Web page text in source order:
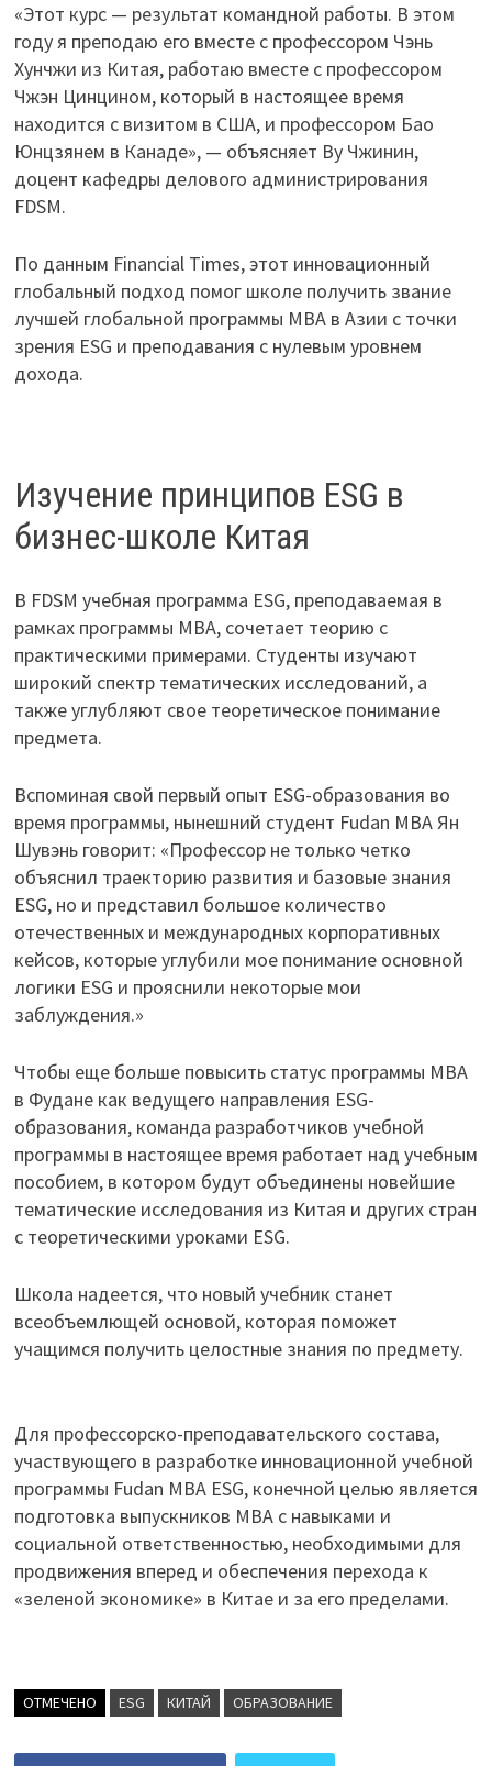
«Этот курс — результат командной работы. В этом
году я преподаю его вместе с профессором Чэнь
Хунчжи из Китая, работаю вместе с профессором
Чжэн Цинцином, который в настоящее время
находится с визитом в США, и профессором Бао
Юнцзянем в Канаде», — объясняет Ву Чжинин,
доцент кафедры делового администрирования
FDSM.
По данным Financial Times, этот инновационный
глобальный подход помог школе получить звание
лучшей глобальной программы MBA в Азии с точки
зрения ESG и преподавания с нулевым уровнем
дохода.
Изучение принципов ESG в
бизнес-школе Китая
В FDSM учебная программа ESG, преподаваемая в
рамках программы MBA, сочетает теорию с
практическими примерами. Студенты изучают
широкий спектр тематических исследований, а
также углубляют свое теоретическое понимание
предмета.
Вспоминая свой первый опыт ESG-образования во
время программы, нынешний студент Fudan MBA Ян
Шувэнь говорит: «Профессор не только четко
объяснил траекторию развития и базовые знания
ESG, но и представил большое количество
отечественных и международных корпоративных
кейсов, которые углубили мое понимание основной
логики ESG и прояснили некоторые мои
заблуждения.»
Чтобы еще больше повысить статус программы MBA
в Фудане как ведущего направления ESG-
образования, команда разработчиков учебной
программы в настоящее время работает над учебным
пособием, в котором будут объединены новейшие
тематические исследования из Китая и других стран
с теоретическими уроками ESG.
Школа надеется, что новый учебник станет
всеобъемлющей основой, которая поможет
учащимся получить целостные знания по предмету.
Для профессорско-преподавательского состава,
участвующего в разработке инновационной учебной
программы Fudan MBA ESG, конечной целью является
подготовка выпускников MBA с навыками и
социальной ответственностью, необходимыми для
продвижения вперед и обеспечения перехода к
«зеленой экономике» в Китае и за его пределами.
ОТМЕЧЕНО ESG КИТАЙ ОБРАЗОВАНИЕ